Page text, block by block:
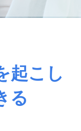
起こし
る